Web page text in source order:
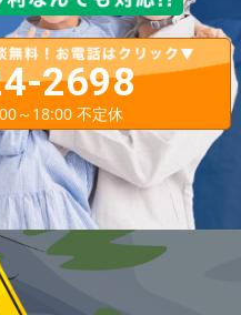
2698
～18:00 不定休